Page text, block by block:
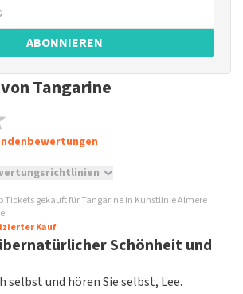
ABONNIEREN
Tangarine
Bewertungen von echten Kunden.
eine Bewertung abzugeben, wenn du
gekauft hast. Beiträge mit
und/oder falschen Angaben werden
kann einige Wochen dauern, bis eine
wird.
Tickets gekauft für Tangarine in Kunstlinie Almere
Kauf
Schönheit und
selbst und hören Sie selbst, Lee.